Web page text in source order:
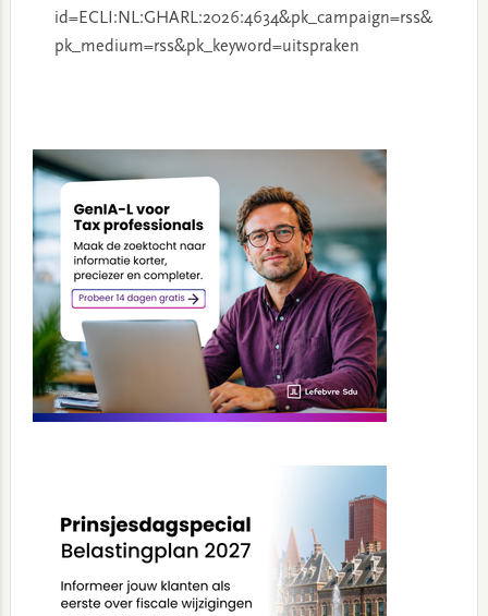
id=ECLI:NL:GHARL:2026:4634&pk_campaign=rss&
pk_medium=rss&pk_keyword=uitspraken
Sidebar